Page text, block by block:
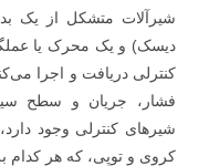
شیرآلات متشکل از یک
دیسک) و یک محرک یا
کنترلی دریافت و اجرا
فشار، جریان و سطح
شیرهای کنترلی وجود
کروی و توپی، که هر کدام